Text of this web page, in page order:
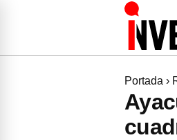
Portada ›